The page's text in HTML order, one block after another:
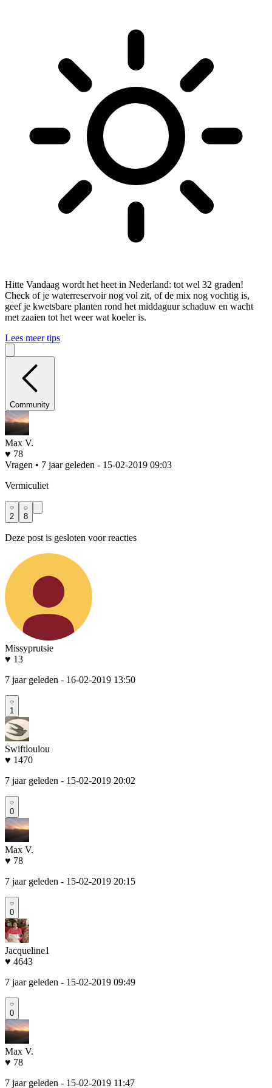
Hitte Vandaag wordt het heet in Nederland: tot wel 32 graden!
Check of je waterreservoir nog vol zit, of de mix nog vochtig is,
geef je kwetsbare planten rond het middaguur schaduw en wacht
met zaaien tot het weer wat koeler is.
Lees meer tips
Community
Max V.
♥ 78
Vragen • 7 jaar geleden - 15-02-2019 09:03
Vermiculiet
2 8
Deze post is gesloten voor reacties
Missyprutsie
♥ 13
7 jaar geleden - 16-02-2019 13:50
1
Swiftloulou
♥ 1470
7 jaar geleden - 15-02-2019 20:02
0
Max V.
♥ 78
7 jaar geleden - 15-02-2019 20:15
0
Jacqueline1
♥ 4643
7 jaar geleden - 15-02-2019 09:49
0
Max V.
♥ 78
7 jaar geleden - 15-02-2019 11:47